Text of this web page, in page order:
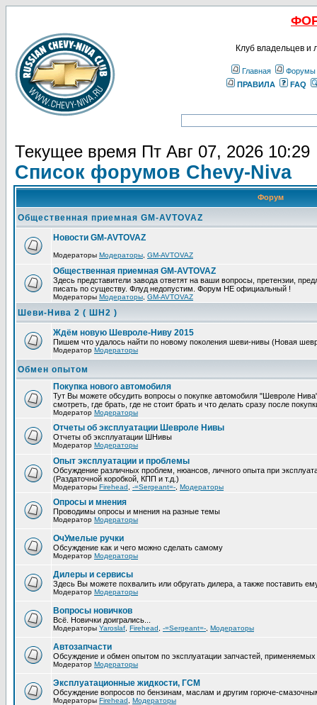
Клуб владельцев
Главная
Форумы
ПРАВИЛА
FAQ
Текущее время Пт Авг 07, 2026 10:29
Список форумов Chevy-Niva
Форум
Общественная приемная GM-AVTOVAZ
Новости GM-AVTOVAZ
Модераторы Модераторы GM-AVTOVAZ
Общественная приемная GM-AVTOVAZ
Здесь представители завода ответят на ваши вопросы, претензии,
писать по существу. Флуд недопустим. Форум НЕ официальный !
Модераторы Модераторы GM-AVTOVAZ
Шеви-Нива 2 ( ШН2 )
Ждём новую Шевроле-Ниву 2015
Пишем что удалось найти по новому поколения шеви-нивы (Новая
Модератор Модераторы
Обмен опытом
Покупка нового автомобиля
Тут Вы можете обсудить вопросы о покупке автомобиля "Шевроле
смотреть, где брать, где не стоит брать и что делать сразу после
Модератор Модераторы
Отчеты об эксплуатации Шевроле Нивы
Отчеты об эксплуатации ШНивы
Модератор Модераторы
Опыт эксплуатации и проблемы
Обсуждение различных проблем, нюансов, личного опыта при
(Раздаточной коробкой, КПП и т.д.)
Модераторы Firehead -=Sergeant=- Модераторы
Опросы и мнения
Проводимы опросы и мнения на разные темы
Модератор Модераторы
ОчУмелые ручки
Обсуждение как и чего можно сделать самому
Модератор Модераторы
Дилеры и сервисы
Здесь Вы можете похвалить или обругать дилера, а также поставить
Модератор Модераторы
Вопросы новичков
Всё. Новички доигрались...
Модераторы Yaroslaf Firehead -=Sergeant=- Модераторы
Автозапчасти
Обсуждение и обмен опытом по эксплуатации запчастей,
Модератор Модераторы
Эксплуатационные жидкости, ГСМ
Обсуждение вопросов по бензинам, маслам и другим горюче-
Модераторы Firehead Модераторы